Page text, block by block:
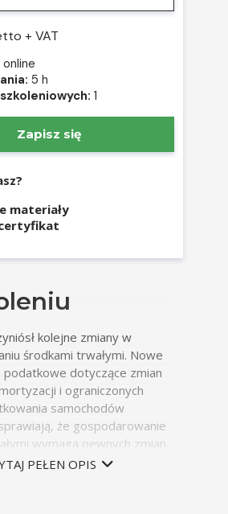
+ VAT
online
5 h
1
Zapisz się
materiały
kolejne zmiany w
środkami trwałymi. Nowe
podatkowe dotyczące zmian
i ograniczonych
samochodów
że gospodarowanie
wymaga pewnych zmian.
pozwolą na sprawne
PEŁEN OPIS